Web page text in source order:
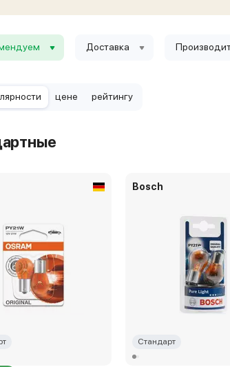
Доставка
цене рейтингу
Bosch
Стандарт